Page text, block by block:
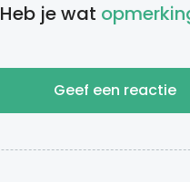
Heb je wat
Geef een reactie